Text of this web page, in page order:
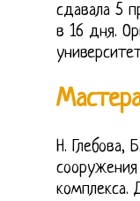
сдавала 5
в 16 дня.
Н. Глебова,
комплекса.